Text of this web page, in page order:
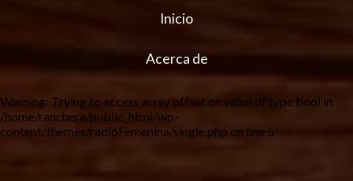
Inicio
Acerca de
Warning: Trying to access array offset on value of type bool in
/home/ranchera/public_html/wp-
content/themes/radioFemenina/single.php on line 5